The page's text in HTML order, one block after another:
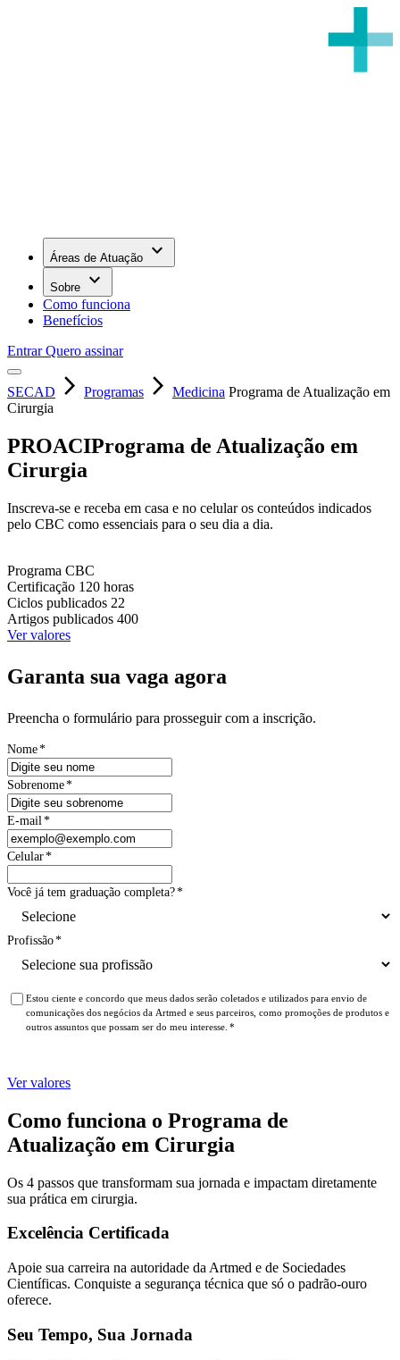
Áreas de Atuação keyboard_arrow_down
Sobre keyboard_arrow_down
Como funciona
Benefícios
EntrarQuero assinar
SECAD arrow_forward_ios Programas arrow_forward_ios Medicina Programa de Atualização em
Cirurgia
PROACIPrograma de Atualização em
Cirurgia
Inscreva-se e receba em casa e no celular os conteúdos indicados
pelo CBC como essenciais para o seu dia a dia.
Programa CBC
Certificação 120 horas
Ciclos publicados 22
Artigos publicados 400
Ver valores
Garanta sua vaga agora
Preencha o formulário para prosseguir com a inscrição.
Nome*
Sobrenome*
E-mail *
Celular*
Você já tem graduação completa?*
Profissão*
Estou ciente e concordo que meus dados serão coletados e utilizados para envio de
comunicações dos negócios da Artmed e seus parceiros, como promoções de produtos e
outros assuntos que possam ser do meu interesse. *
Ver valores
Como funciona o Programa de
Atualização em Cirurgia
Os 4 passos que transformam sua jornada e impactam diretamente
sua prática em cirurgia.
Excelência Certificada
Apoie sua carreira na autoridade da Artmed e de Sociedades
Científicas. Conquiste a segurança técnica que só o padrão-ouro
oferece.
Seu Tempo, Sua Jornada